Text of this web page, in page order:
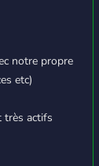
notre propre
etc)
très actifs